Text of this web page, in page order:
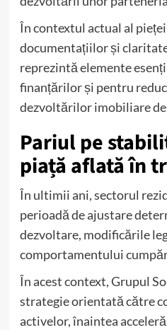
În contextul actual al
documentațiilor și
reprezintă elemente
finanțărilor și pentru
dezvoltărilor imobiliare
Pariul pe
piață aflată în
În ultimii ani, sectorul
perioadă de ajustare
dezvoltare, modificările
comportamentului
În acest context, Grupul
strategie orientată către
activelor, înaintea